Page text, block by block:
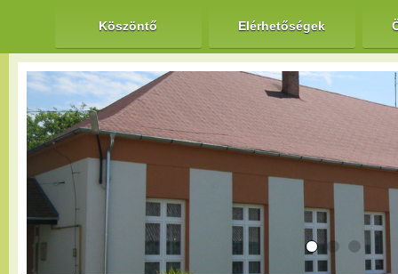
Köszöntő Elérhetőségek